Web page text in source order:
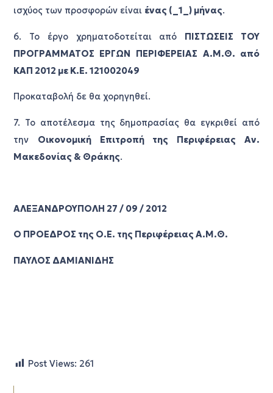
ισχύος των προσφορών είναι ένας (_1_) μήνας.
6. Το έργο χρηματοδοτείται από ΠΙΣΤΩΣΕΙΣ ΤΟΥ
ΠΡΟΓΡΑΜΜΑΤΟΣ ΕΡΓΩΝ ΠΕΡΙΦΕΡΕΙΑΣ Α.Μ.Θ. από
ΚΑΠ 2012 με Κ.Ε. 121002049
Προκαταβολή δε θα χορηγηθεί.
7. Το αποτέλεσμα της δημοπρασίας θα εγκριθεί από
την Οικονομική Επιτροπή της Περιφέρειας Αν.
Μακεδονίας & Θράκης.
ΑΛΕΞΑΝΔΡΟΥΠΟΛΗ 27 / 09 / 2012
Ο ΠΡΟΕΔΡΟΣ της Ο.Ε. της Περιφέρειας Α.Μ.Θ.
ΠΑΥΛΟΣ ΔΑΜΙΑΝΙΔΗΣ
Post Views: 261